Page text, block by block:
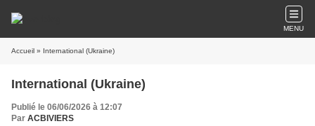
MENU
Accueil » International (Ukraine)
International (Ukraine)
Publié le 06/06/2026 à 12:07
Par ACBIVIERS